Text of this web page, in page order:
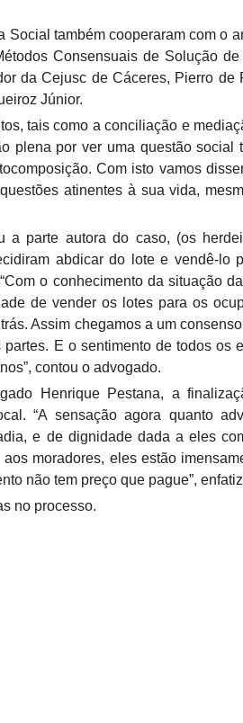
também cooperaram com o
Consensuais de Solução
da Cejusc de Cáceres, Pierro de
Júnior.
tais como a conciliação e
plena por ver uma questão social
Com isto vamos
atinentes à sua vida,
a parte autora do caso, (os
abdicar do lote e vendê-lo
o conhecimento da situação
de vender os lotes para os
Assim chegamos a um
E o sentimento de todos os
contou o advogado.
Henrique Pestana, a
“A sensação agora quanto
e de dignidade dada a eles
moradores, eles estão
não tem preço que pague”,
no processo.